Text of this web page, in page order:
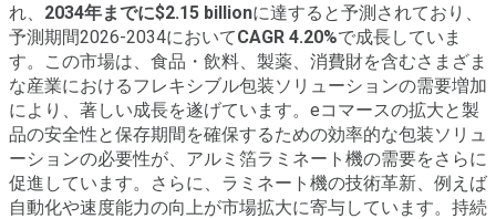
れ、 2034年までに$2.15 billionに達すると予測されており、
予測期間2026-2034においてCAGR 4.20%で成長していま
す。この市場は、食品・飲料、製薬、消費財を含むさまざま
な産業におけるフレキシブル包装ソリューションの需要増加
により、著しい成長を遂げています。eコマースの拡大と製
品の安全性と保存期間を確保するための効率的な包装ソリュ
ーションの必要性が、アルミ箔ラミネート機の需要をさらに
促進しています。さらに、ラミネート機の技術革新、例えば
自動化や速度能力の向上が市場拡大に寄与しています。持続